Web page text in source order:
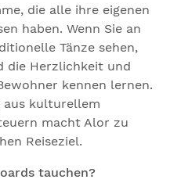
die alle ihre eigenen
haben. Wenn Sie an
Tänze sehen,
die Herzlichkeit und
kennen lernen.
aus kulturellem
macht Alor zu
Reiseziel.
tauchen?